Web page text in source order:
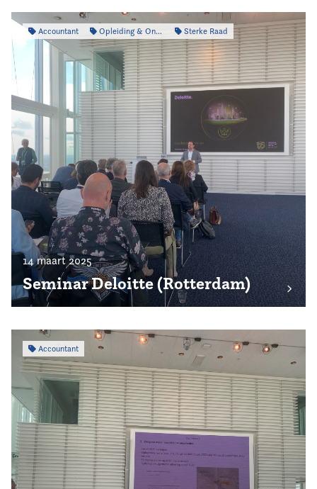
Accountant Opleiding & Ontwikkeling Sterke Raad
14 maart 2025
Seminar Deloitte (Rotterdam)
Accountant